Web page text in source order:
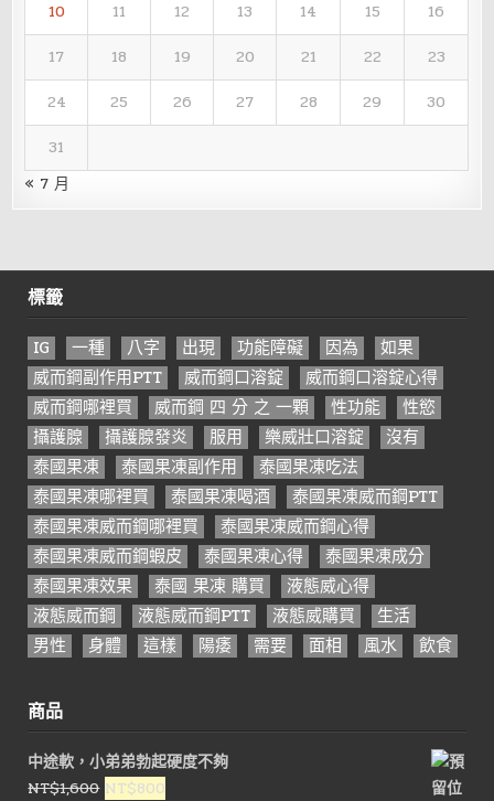
10
11 12 13 14 15
16
17
18 19 20 21 22
23
24
25 26 27 28 29
30
31
« 7 月
標籤
IG 一種 八字 出現 功能障礙 因為
如果
威而鋼副作用PTT
威而鋼口溶錠
威而鋼口溶錠心得
威而鋼哪裡買
威而鋼 四 分 之 一顆 性功能
性慾
攝護腺
攝護腺發炎 服用 樂威壯口溶錠
沒有
泰國果凍
泰國果凍副作用
泰國果凍吃法
泰國果凍哪裡買
泰國果凍喝酒
泰國果凍威而鋼PTT
泰國果凍威而鋼哪裡買
泰國果凍威而鋼心得
泰國果凍威而鋼蝦皮
泰國果凍心得
泰國果凍成分
泰國果凍效果
泰國 果凍 購買
液態威心得
液態威而鋼
液態威而鋼PTT 液態威購買
生活
男性
身體 這樣 陽痿 需要 面相 風水 飲食
商品
中途軟，小弟弟勃起硬度不夠
NT$1,600 原
NT$800